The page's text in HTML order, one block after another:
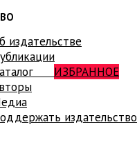
издательстве
ИЗБРАННОЕ
издательство